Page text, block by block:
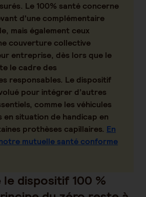
. Le 100% santé concerne
d'une complémentaire
, mais également ceux
couverture collective
entreprise, dès lors que le
le cadre des
responsables. Le dispositif
pour intégrer d’autres
comme les véhicules
en situation de handicap en
prothèses capillaires. En
mutuelle santé conforme
dispositif 100 %